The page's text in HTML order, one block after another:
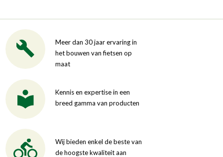
Meer dan 30 jaar ervaring in
het bouwen van fietsen op
maat
Kennis en expertise in een
breed gamma van producten
Wij bieden enkel de beste van
de hoogste kwaliteit aan